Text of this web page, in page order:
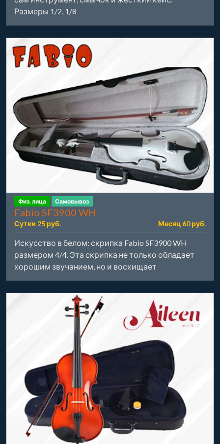
Размеры 1/2, 1/8
Физ. лица Самовывоз
Fabio SF3900 WH
Сутки 25 руб. Месяц 60 руб.
Искусство в белом: скрипка Fabio SF3900 WH
размером 4/4. Эта скрипка не только обладает
хорошим звучанием, но и восхищает